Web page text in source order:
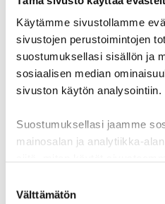
Käytämme sivustollamme
sivustojen perustoimintojen
suostumuksellasi sisällön ja
sosiaalisen median
sivuston käytön analysointiin.
Suostumuksellasi jaamme
mainosalan ja analytiikka-
heille tai joita on kerätty, kun
valinta
Välttämätön